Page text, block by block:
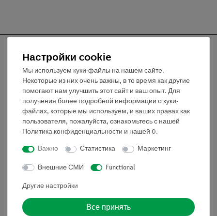
Nach oben
Информация
Условия сотрудничества
Декларация о конфиденциальности
Обслуживание
Настройки cookie
Мы используем куки-файлы на нашем сайте.
Некоторые из них очень важны, в то время как другие
помогают нам улучшить этот сайт и ваш опыт. Для
получения более подробной информации о куки-
файлах, которые мы используем, и ваших правах как
пользователя, пожалуйста, ознакомьтесь с нашей
Политика конфиденциальности и нашей 0.
Важно Статистика Маркетинг
Внешние СМИ Functional
Другие настройки
Все принять